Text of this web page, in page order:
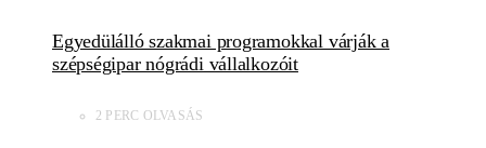
Egyedülálló szakmai programokkal várják a
szépségipar nógrádi vállalkozóit
2 PERC OLVASÁS